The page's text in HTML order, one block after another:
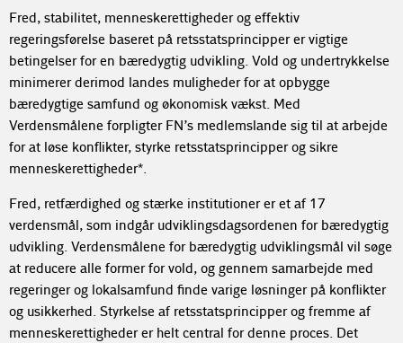
Fred, stabilitet, menneskerettigheder og effektiv
regeringsførelse baseret på retsstatsprincipper er vigtige
betingelser for en bæredygtig udvikling. Vold og undertrykkelse
minimerer derimod landes muligheder for at opbygge
bæredygtige samfund og økonomisk vækst. Med
Verdensmålene forpligter FN’s medlemslande sig til at arbejde
for at løse konflikter, styrke retsstatsprincipper og sikre
menneskerettigheder*.
Fred, retfærdighed og stærke institutioner er et af 17
verdensmål, som indgår udviklingsdagsordenen for bæredygtig
udvikling. Verdensmålene for bæredygtig udviklingsmål vil søge
at reducere alle former for vold, og gennem samarbejde med
regeringer og lokalsamfund finde varige løsninger på konflikter
og usikkerhed. Styrkelse af retsstatsprincipper og fremme af
menneskerettigheder er helt central for denne proces. Det